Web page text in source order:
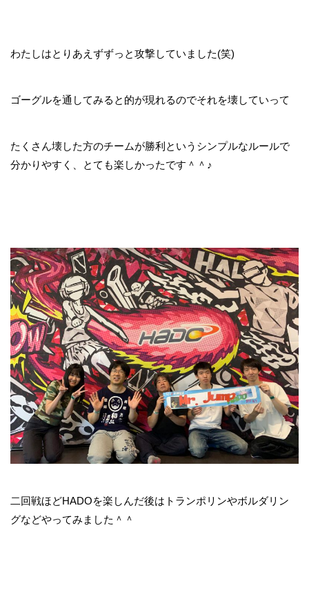
わたしはとりあえずずっと攻撃していました(笑)
ゴーグルを通してみると的が現れるのでそれを壊していって
たくさん壊した方のチームが勝利というシンプルなルールで
分かりやすく、とても楽しかったです＾＾♪
二回戦ほどHADOを楽しんだ後はトランポリンやボルダリン
グなどやってみました＾＾